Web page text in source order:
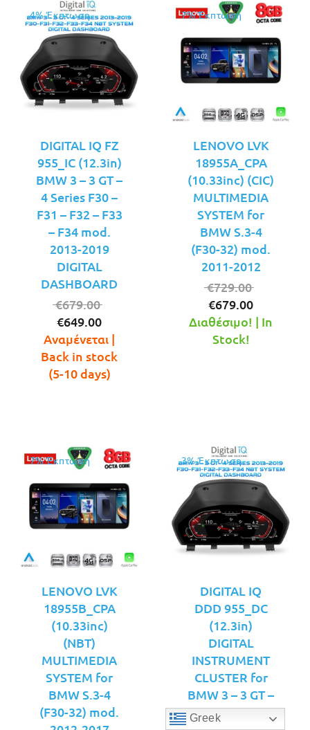
4% Έκπτωση
DIGITAL IQ FZ
955_IC (12.3in)
BMW 3 – 3 GT –
4 Series F30 –
F31 – F32 – F33
– F34 mod.
2013-2019
DIGITAL
DASHBOARD
€679.00
was:
€679.00.
€649.00
τρέχουσα
τιμή
είναι:
Αναμένεται |
Back in stock
(5-10 days)
7% Έκπτωση
LENOVO LVK
18955A_CPA
(10.33inc) (CIC)
MULTIMEDIA
SYSTEM for
BMW S.3-4
(F30-32) mod.
2011-2012
€729.00
was:
€679.00
τρέχουσα
Διαθέσιμο! | In
Stock!
7% Έκπτωση
LENOVO LVK
18955B_CPA
(10.33inc)
(NBT)
MULTIMEDIA
SYSTEM for
BMW S.3-4
(F30-32) mod.
3% Έκπτωση
DIGITAL IQ
DDD 955_DC
(12.3in)
DIGITAL
INSTRUMENT
CLUSTER for
BMW 3 – 3 GT –
4 Series F30 –
Greek